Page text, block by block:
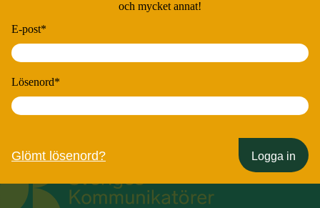
och mycket annat!
E-post*
Lösenord*
Logga in
Glömt lösenord?